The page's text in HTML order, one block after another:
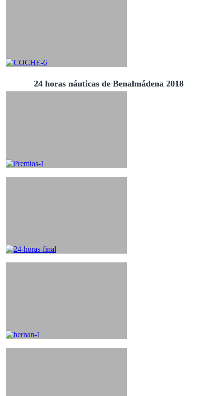
24 horas náuticas de Benalmádena 2018